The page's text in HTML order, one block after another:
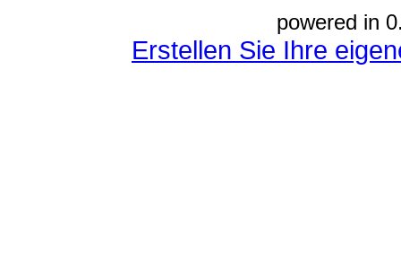
powered in
Erstellen Sie Ihre